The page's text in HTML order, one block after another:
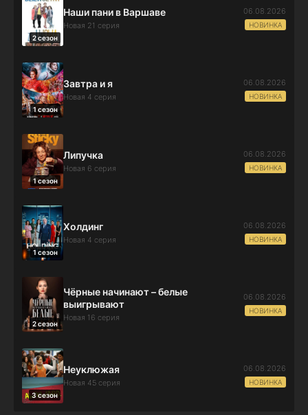
2 сезон
Наши пани в Варшаве
Новая 21 серия
06.08.2026
НОВИНКА
1 сезон
Завтра и я
Новая 4 серия
06.08.2026
НОВИНКА
1 сезон
Липучка
Новая 6 серия
06.08.2026
НОВИНКА
1 сезон
Холдинг
Новая 4 серия
06.08.2026
НОВИНКА
2 сезон
Чёрные начинают – белые
выигрывают
Новая 16 серия
06.08.2026
НОВИНКА
3 сезон
Неуклюжая
Новая 45 серия
06.08.2026
НОВИНКА